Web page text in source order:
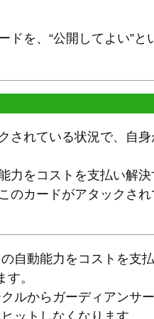
を、“公開してよい”
されている状況で、自
力をコストを支払い解
のカードがアタックさ
自動能力をコストを支
。
ルからガーディアンサ